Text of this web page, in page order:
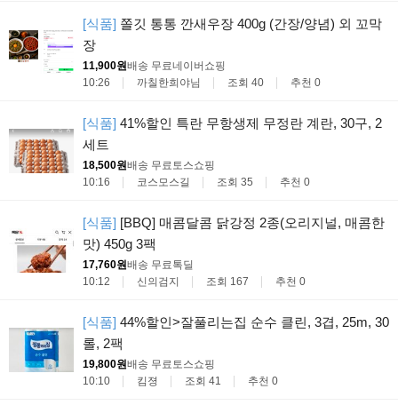
[식품] 쫄깃 통통 깐새우장 400g (간장/양념) 외 꼬막
장
11,900원배송 무료네이버쇼핑
10:26
까칠한희야님 조회 40 추천 0
[식품] 41%할인 특란 무항생제 무정란 계란, 30구, 2
세트
18,500원배송 무료토스쇼핑
10:16
코스모스길 조회 35 추천 0
[식품] [BBQ] 매콤달콤 닭강정 2종(오리지널, 매콤한
맛) 450g 3팩
17,760원배송 무료톡딜
10:12
신의검지 조회 167 추천 0
[식품] 44%할인>잘풀리는집 순수 클린, 3겹, 25m, 30
롤, 2팩
19,800원배송 무료토스쇼핑
10:10
킴졍 조회 41 추천 0